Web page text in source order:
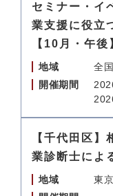
セミナー・イ
業支援に役立
【10月・午後
地域
全国
開催期間
【千代田区
業診断士によ
地域
東